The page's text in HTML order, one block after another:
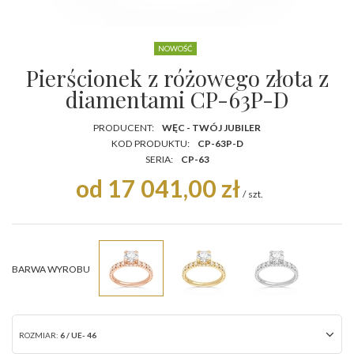
NOWOŚĆ
Pierścionek z różowego złota z
diamentami CP-63P-D
PRODUCENT:
WĘC - TWÓJ JUBILER
KOD PRODUKTU:
CP-63P-D
SERIA:
CP-63
od 17 041,00 zł / szt.
BARWA WYROBU
ROZMIAR: 6 / UE- 46